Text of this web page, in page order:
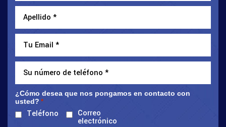
¿Cómo desea que nos pongamos en contacto con
usted? *
Teléfono Correo
electrónico